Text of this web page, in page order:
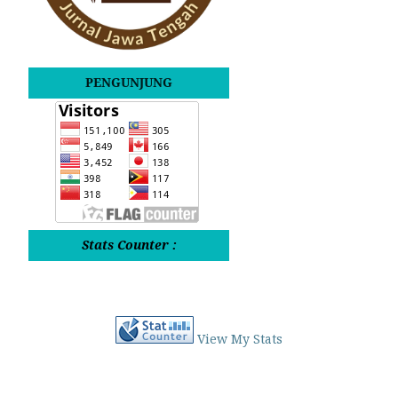
PENGUNJUNG
Stats Counter :
View My Stats